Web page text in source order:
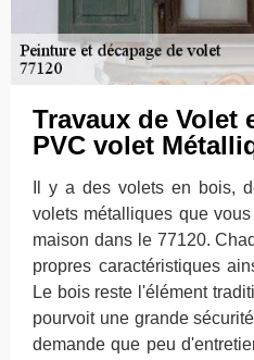
Travaux de Volet
PVC volet
Il y a des volets en bois,
volets métalliques que
maison dans le 77120.
propres caractéristiques
Le bois reste l'élément
pourvoit une grande
demande que peu